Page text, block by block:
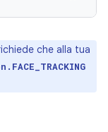
che alla tua